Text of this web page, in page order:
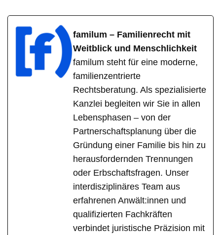
familum – Familienrecht mit
Weitblick und Menschlichkeit
familum steht für eine moderne,
familienzentrierte
Rechtsberatung. Als spezialisierte
Kanzlei begleiten wir Sie in allen
Lebensphasen – von der
Partnerschaftsplanung über die
Gründung einer Familie bis hin zu
herausfordernden Trennungen
oder Erbschaftsfragen. Unser
interdisziplinäres Team aus
erfahrenen Anwält:innen und
qualifizierten Fachkräften
verbindet juristische Präzision mit